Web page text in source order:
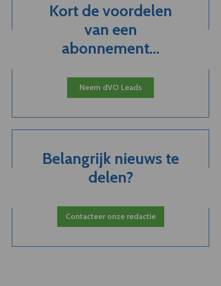
Kort de voordelen
van een
abonnement...
Neem dVO Leads
Belangrijk nieuws te
delen?
Contacteer onze redactie